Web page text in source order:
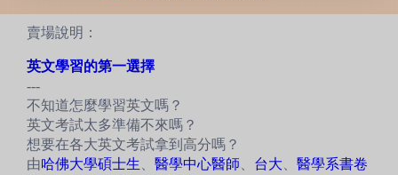
賣場說明：
英文學習的第一選擇
---
不知道怎麼學習英文嗎？
英文考試太多準備不來嗎？
想要在各大英文考試拿到高分嗎？
由哈佛大學碩士生、 醫學中心醫師、 台大、 醫學系書卷